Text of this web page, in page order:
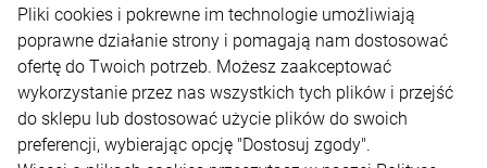
sklep@reklamydrukarnia.pl
Moje konto
Płatności i dostawa
Pliki cookies i pokrewne im technologie umożliwiają
poprawne działanie strony i pomagają nam dostosować
ofertę do Twoich potrzeb. Możesz zaakceptować
wykorzystanie przez nas wszystkich tych plików i przejść
do sklepu lub dostosować użycie plików do swoich
preferencji, wybierając opcję "Dostosuj zgody".